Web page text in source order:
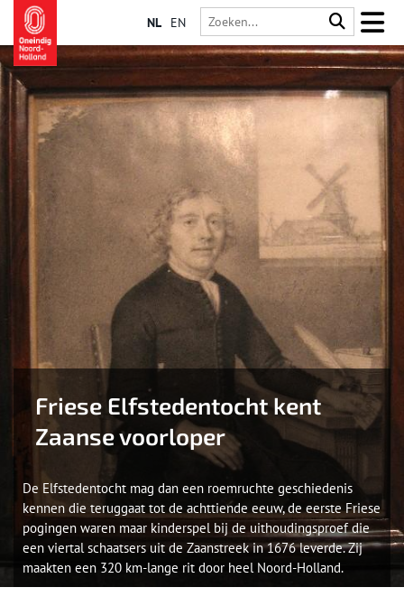
NL EN
Friese Elfstedentocht kent
Zaanse voorloper
De Elfstedentocht mag dan een roemruchte geschiedenis
kennen die teruggaat tot de achttiende eeuw, de eerste Friese
pogingen waren maar kinderspel bij de uithoudingsproef die
een viertal schaatsers uit de Zaanstreek in 1676 leverde. Zij
maakten een 320 km-lange rit door heel Noord-Holland.